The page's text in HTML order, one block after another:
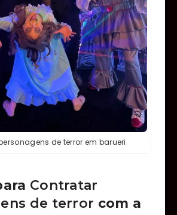
de terror em barueri
Contratar
de terror com a